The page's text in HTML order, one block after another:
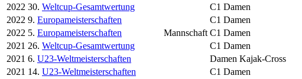
2022 30. Weltcup-Gesamtwertung
C1 Damen
2022 9. Europameisterschaften
C1 Damen
2022 5. Europameisterschaften Mannschaft C1 Damen
2021 26. Weltcup-Gesamtwertung
C1 Damen
2021 6. U23-Weltmeisterschaften
Damen Kajak-Cross
2021 14. U23-Weltmeisterschaften
C1 Damen